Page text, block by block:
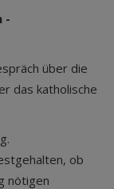
-
über die
das katholische
ob
nötigen